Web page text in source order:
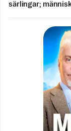
särlingar;